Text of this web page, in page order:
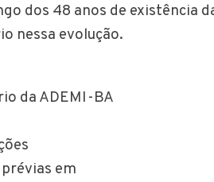
dos 48 anos de existência
nessa evolução.
da ADEMI-BA
em